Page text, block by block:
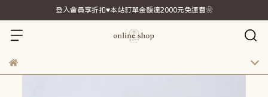
登入會員享折扣♥本站訂單金額達2000元免運費❀